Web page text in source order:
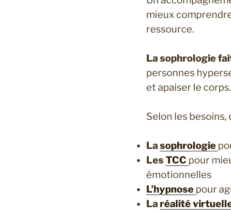
mieux
ressource.
La sophrologie
personnes
et apaiser le corps.
Selon les
Lasophrologie
LesTCC pour
émotionnelles
L’hypnose pour
La réalité